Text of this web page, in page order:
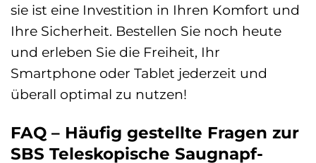
sie ist eine Investition in Ihren Komfort und
Ihre Sicherheit. Bestellen Sie noch heute
und erleben Sie die Freiheit, Ihr
Smartphone oder Tablet jederzeit und
überall optimal zu nutzen!
FAQ – Häufig gestellte Fragen zur
SBS Teleskopische Saugnapf-